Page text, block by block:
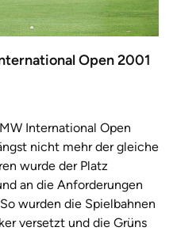
Open 2001
International Open
nicht mehr der gleiche
wurde der Platz
an die Anforderungen
wurden die Spielbahnen
versetzt und die Grüns